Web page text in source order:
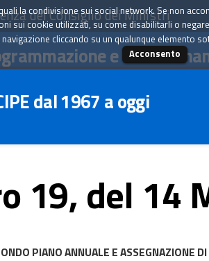
del Consiglio dei Ministri
e il
dal 1967 a oggi
19, del 14
PIANO ANNUALE E ASSEGNAZIONE
la condivisione sui social network. Se non
sui cookie utilizzati, su come disabilitarli o
cliccando su un qualunque elemento
Acconsento